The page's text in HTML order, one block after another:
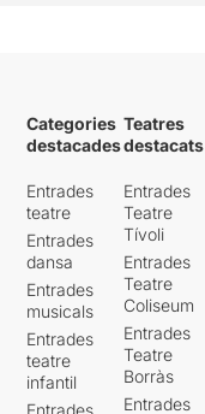
Categories
destacades
Entrades
teatre
Entrades
dansa
Entrades
musicals
Entrades
teatre
infantil
Entrades
Teatres
destacats
Entrades
Teatre
Tívoli
Entrades
Teatre
Coliseum
Entrades
Teatre
Borràs
Entrades